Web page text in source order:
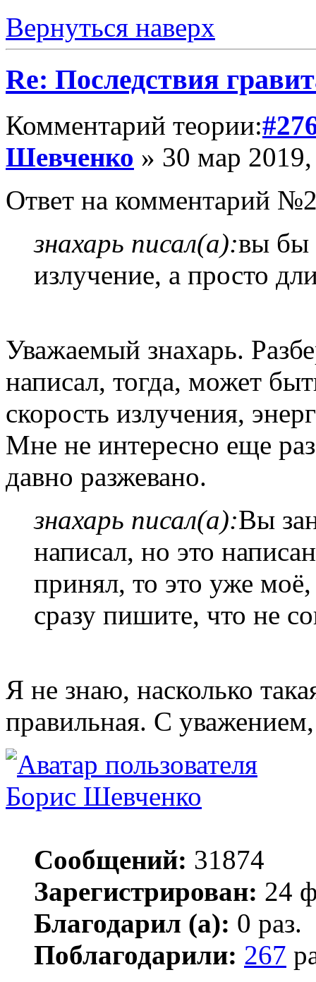
Вернуться наверх
Re: Последствия
Комментарий теории:
Шевченко » 30 мар
Ответ на комментарий
знахарь писал(а):вы бы
излучение, а просто
Уважаемый знахарь.
написал, тогда, может
скорость излучения,
Мне не интересно еще
давно разжевано.
знахарь писал(а):Вы
написал, но это
принял, то это уже
сразу пишите, что не
Я не знаю, насколько
правильная. С
Борис Шевченко
Сообщений: 31874
Зарегистрирован: 24
Благодарил (а): 0 раз.
Поблагодарили: 267